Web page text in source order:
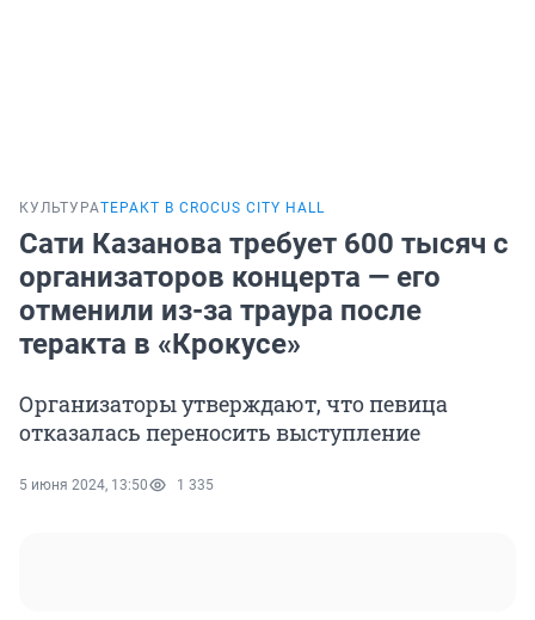
КУЛЬТУРАТЕРАКТ В CROCUS CITY HALL
Сати Казанова требует 600 тысяч с
организаторов концерта — его
отменили из-за траура после
теракта в «Крокусе»
Организаторы утверждают, что певица
отказалась переносить выступление
5 июня 2024, 13:50 1 335